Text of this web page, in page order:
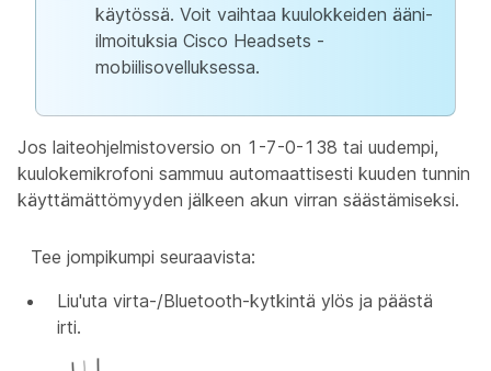
käytössä. Voit vaihtaa kuulokkeiden ääni-
ilmoituksia Cisco Headsets -
mobiilisovelluksessa.
Jos laiteohjelmistoversio on 1-7-0-138 tai uudempi,
kuulokemikrofoni sammuu automaattisesti kuuden tunnin
käyttämättömyyden jälkeen akun virran säästämiseksi.
Tee jompikumpi seuraavista:
Liu'uta virta-/Bluetooth-kytkintä ylös ja päästä
irti.